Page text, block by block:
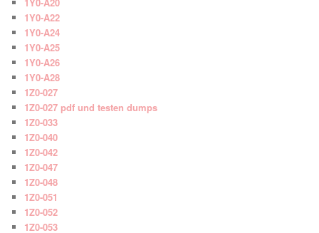
1Y0-A22
1Y0-A24
1Y0-A25
1Y0-A26
1Y0-A28
1Z0-027
1Z0-027 pdf und testen dumps
1Z0-033
1Z0-040
1Z0-042
1Z0-047
1Z0-048
1Z0-051
1Z0-052
1Z0-053